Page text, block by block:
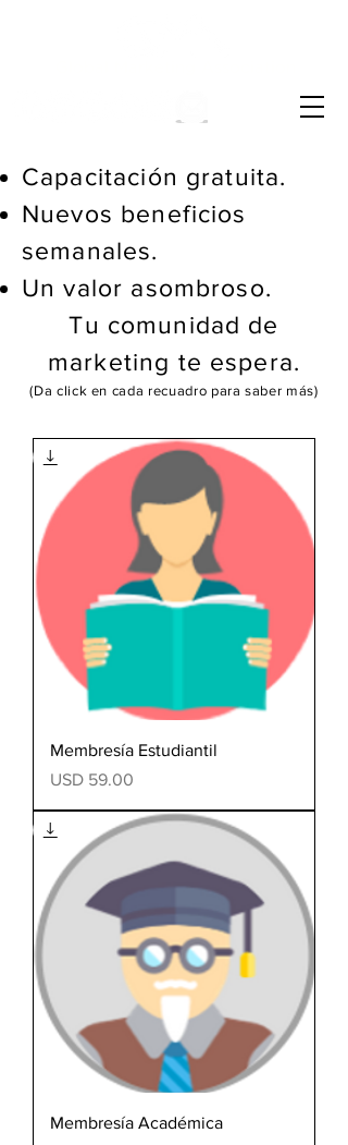
Capacitación gratuita.
Nuevos beneficios
semanales.
Un valor asombroso.
Tu comunidad de
marketing te espera.
(Da click en cada recuadro para saber más)
Membresía Estudiantil
Precio
USD 59.00
Membresía Académica